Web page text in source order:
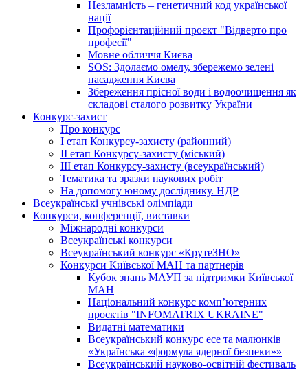
Незламність – генетичний код української
нації
Профорієнтаційний проєкт "Відверто про
професії"
Мовне обличчя Києва
SOS: Здолаємо омелу, збережемо зелені
насадження Києва
Збереження прісної води і водоочищення як
складові сталого розвитку України
Конкурс-захист
Про конкурс
І етап Конкурсу-захисту (районний)
ІІ етап Конкурсу-захисту (міський)
ІІІ етап Конкурсу-захисту (всеукраїнський)
Тематика та зразки наукових робіт
На допомогу юному досліднику. НДР
Всеукраїнські учнівські олімпіади
Конкурси, конференції, виставки
Міжнародні конкурси
Всеукраїнські конкурси
Всеукраїнський конкурс «КрутеЗНО»
Конкурси Київської МАН та партнерів
Кубок знань МАУП за підтримки Київської
МАН
Національний конкурс комп’ютерних
проєктів "INFOMATRIX UKRAINE"
Видатні математики
Всеукраїнський конкурс есе та малюнків
«Українська «формула ядерної безпеки»»
Всеукраїнський науково-освітній фестиваль